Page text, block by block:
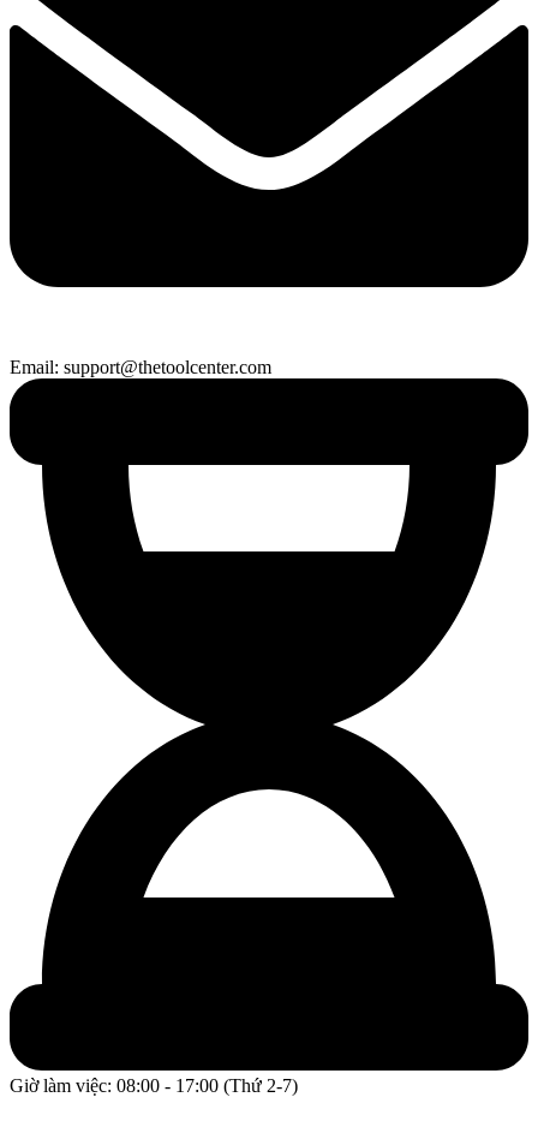
Email: support@thetoolcenter.com
Giờ làm việc: 08:00 - 17:00 (Thứ 2-7)